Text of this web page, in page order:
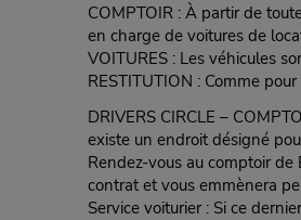
COMPTOIR : À partir de
en charge de voitures de
VOITURES : Les véhicules
RESTITUTION : Comme
DRIVERS CIRCLE –
existe un endroit désigné
Rendez-vous au comptoir
contrat et vous emmènera
Service voiturier : Si ce